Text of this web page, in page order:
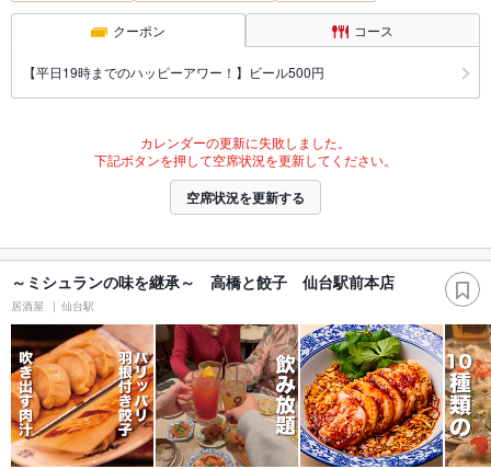
クーポン コース
【平日19時までのハッピーアワー！】ビール500円
カレンダーの更新に失敗しました。
下記ボタンを押して空席状況を更新してください。
空席状況を更新する
～ミシュランの味を継承～ 高橋と餃子 仙台駅前本店
居酒屋 仙台駅